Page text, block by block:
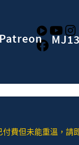
Patreon
未能重溫，請即